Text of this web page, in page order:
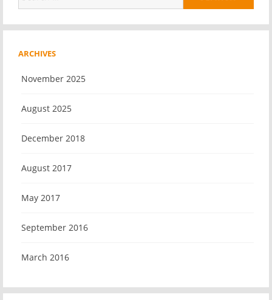
for:
ARCHIVES
November 2025
August 2025
December 2018
August 2017
May 2017
September 2016
March 2016